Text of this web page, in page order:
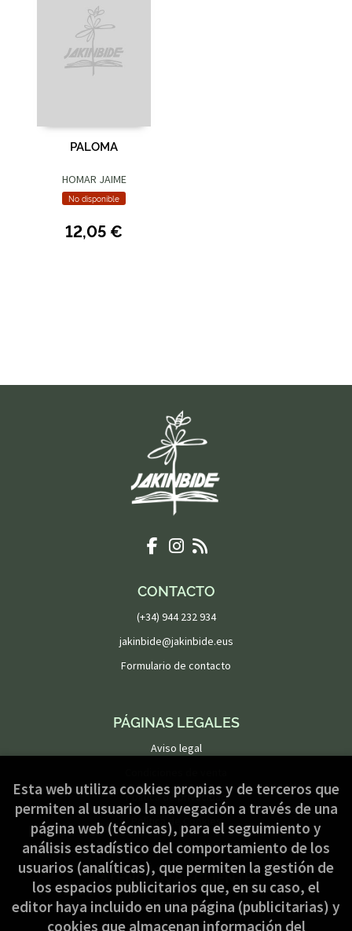
PALOMA
HOMAR JAIME
No disponible
12,05 €
CONTACTO
(+34) 944 232 934
jakinbide@jakinbide.eus
Formulario de contacto
PÁGINAS LEGALES
Aviso legal
Política de privacidad
Política de Cookies
ATENCIÓN AL CLIENTE
Quiénes somos
Pedidos especiales
Esta web utiliza cookies propias y de terceros que
permiten al usuario la navegación a través de una
página web (técnicas), para el seguimiento y
análisis estadístico del comportamiento de los
usuarios (analíticas), que permiten la gestión de
los espacios publicitarios que, en su caso, el
editor haya incluido en una página (publicitarias) y
cookies que almacenan información del